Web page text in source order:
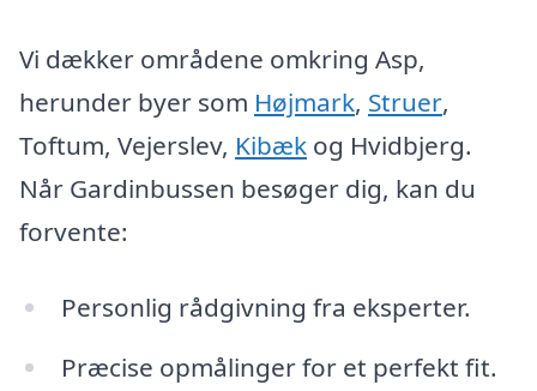
Vi dækker områdene omkring Asp,
herunder byer som Højmark, Struer,
Toftum, Vejerslev, Kibæk og Hvidbjerg.
Når Gardinbussen besøger dig, kan du
forvente:
Personlig rådgivning fra eksperter.
Præcise opmålinger for et perfekt fit.